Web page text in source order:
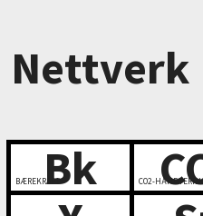
Nettverk
Bk
BÆREKRAFT CO2-